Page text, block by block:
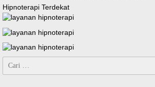
Hipnoterapi Terdekat
untuk: